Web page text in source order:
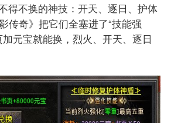
得不换的神技：开天、逐日、护体
传奇》把它们全塞进了“技能强
元宝就能换，烈火、开天、逐日